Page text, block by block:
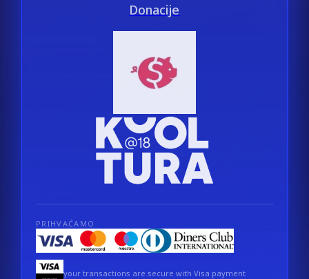
Donacije
PRIHVAĆAMO
your transactions are secure with Visa payment